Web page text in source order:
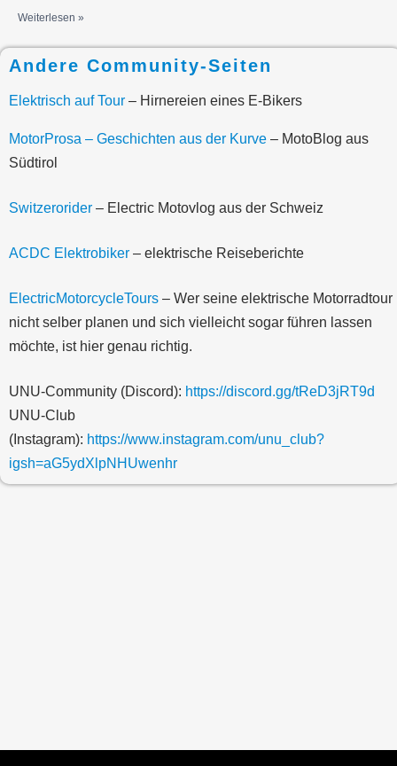
Weiterlesen »
Andere Community-Seiten
Elektrisch auf Tour – Hirnereien eines E-Bikers
MotorProsa – Geschichten aus der Kurve – MotoBlog aus
Südtirol
Switzerorider – Electric Motovlog aus der Schweiz
ACDC Elektrobiker – elektrische Reiseberichte
ElectricMotorcycleTours – Wer seine elektrische Motorradtour
nicht selber planen und sich vielleicht sogar führen lassen
möchte, ist hier genau richtig.
UNU-Community (Discord): https://discord.gg/tReD3jRT9d
UNU-Club
(Instagram): https://www.instagram.com/unu_club?
igsh=aG5ydXlpNHUwenhr